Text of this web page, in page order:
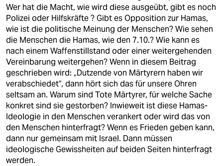
Wer hat die Macht, wie wird diese ausgeübt, gibt es noch
Polizei oder Hilfskräfte ? Gibt es Opposition zur Hamas,
wie ist die politische Meinung der Menschen? Wie sehen
die Menschen die Hamas, wie den 7.10.? Wie kann es
nach einem Waffenstillstand oder einer weitergehenden
Vereinbarung weitergehen? Wenn in diesem Beitrag
geschrieben wird: „Dutzende von Märtyrern haben wir
verabschiedet“, dann hört sich das für unsere Ohren
seltsam an. Warum sind Tote Märtyrer, für welche Sache
konkret sind sie gestorben? Inwieweit ist diese Hamas-
Ideologie in den Menschen verankert oder wird das von
den Menschen hinterfragt? Wenn es Frieden geben kann,
dann nur gemeinsam mit Israel. Dann müssen
ideologische Gewissheiten auf beiden Seiten hinterfragt
werden.